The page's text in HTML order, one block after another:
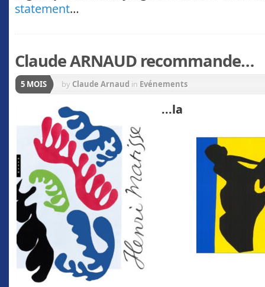
statement…
Claude ARNAUD recommande…
5 MOIS by Claude Arnaud in Evénements
...la